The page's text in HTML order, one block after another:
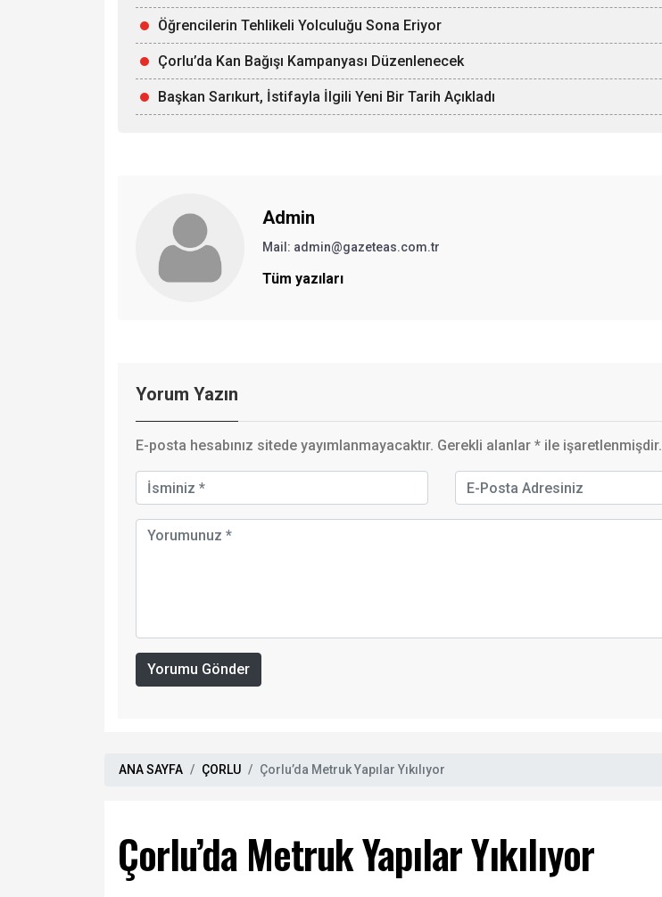
Öğrencilerin Tehlikeli Yolculuğu Sona Eriyor
Çorlu’da Kan Bağışı Kampanyası Düzenlenecek
Başkan Sarıkurt, İstifayla İlgili Yeni Bir Tarih Açıkladı
Admin
Mail: admin@gazeteas.com.tr
Tüm yazıları
Yorum Yazın
E-posta hesabınız sitede yayımlanmayacaktır. Gerekli alanlar * ile işaretlenmişdir.
Yorumu Gönder
ANA SAYFA ÇORLU Çorlu’da Metruk Yapılar Yıkılıyor
Çorlu’da Metruk Yapılar Yıkılıyor